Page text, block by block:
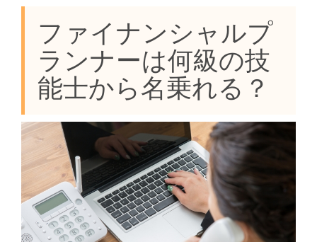
ファイナンシャルプ
ランナーは何級の技
能士から名乗れる？